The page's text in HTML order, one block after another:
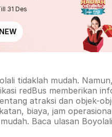
31 Des
NEW
tidaklah mudah.
redBus memberikan
atraksi dan objek-
biaya, jam
Baca ulasan Boyolali